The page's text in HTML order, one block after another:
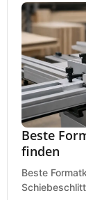
Beste
finden
Beste